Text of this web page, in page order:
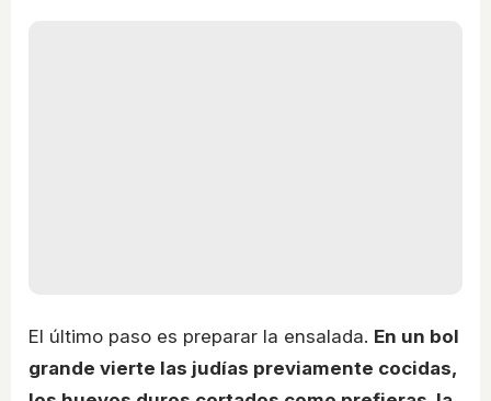
El último paso es preparar la ensalada. En un bol
grande vierte las judías previamente cocidas,